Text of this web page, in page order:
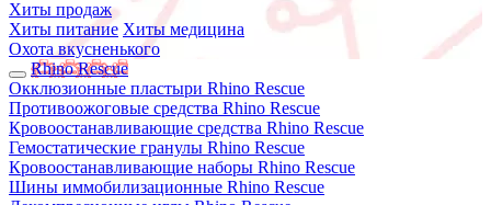
Хиты продаж
Хиты питание Хиты медицина
Охота вкусненького
Rhino Rescue
Окклюзионные пластыри Rhino Rescue
Противоожоговые средства Rhino Rescue
Кровоостанавливающие средства Rhino Rescue
Гемостатические гранулы Rhino Rescue
Кровоостанавливающие наборы Rhino Rescue
Шины иммобилизационные Rhino Rescue